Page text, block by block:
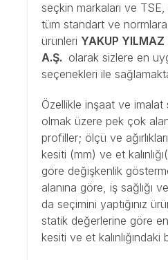
seçkin markaları ve
tüm standart ve
ürünleri YAKUP YILMAZ
A.Ş. olarak sizlere en
seçenekleri ile
Özellikle inşaat ve imalat
olmak üzere pek çok
profiller; ölçü ve
kesiti (mm) ve et
göre değişkenlik
alanına göre, iş sağlığı
da seçimini yaptığınız
statik değerlerine göre
kesiti ve et kalınlığındaki